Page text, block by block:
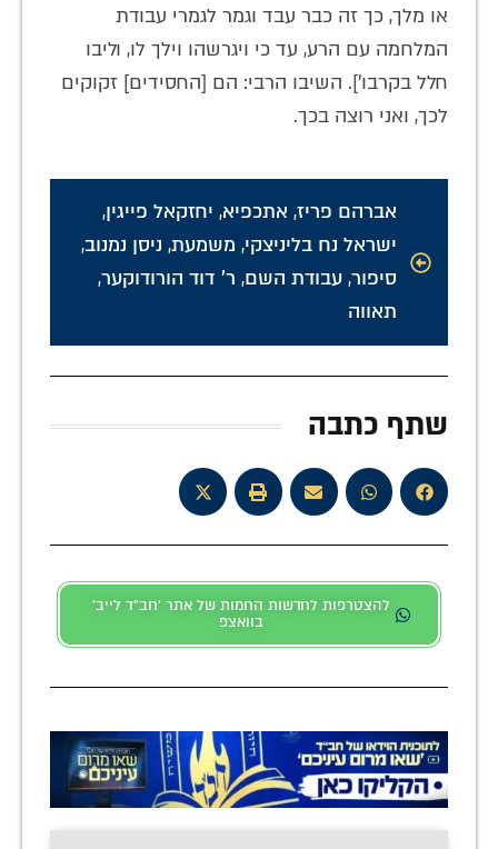
או מלך, כך זה כבר עבד וגמר לגמרי עבודת
המלחמה עם הרע, עד כי ויגרשהו וילך לו, וליבו
חלל בקרבו']. השיבו הרבי: הם [החסידים] זקוקים
לכך, ואני רוצה בכך.
אברהם פריז, אתכפיא, יחזקאל פייגין,
ישראל נח בליניצקי, משמעת, ניסן נמנוב,
סיפור, עבודת השם, ר' דוד הורודוקער,
תאווה
שתף כתבה
להצטרפות לחדשות החמות של אתר 'חב"ד לייב'
בוואצפ